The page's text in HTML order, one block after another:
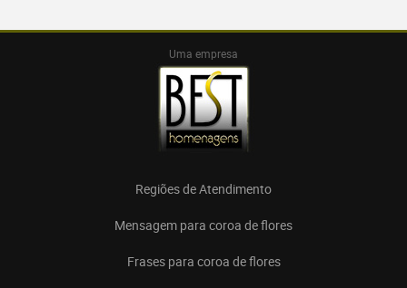
Uma empresa
Regiões de Atendimento
Mensagem para coroa de flores
Frases para coroa de flores